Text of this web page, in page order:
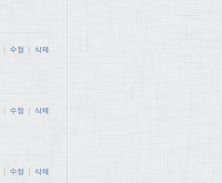
수정 삭제
수정 삭제
수정 삭제